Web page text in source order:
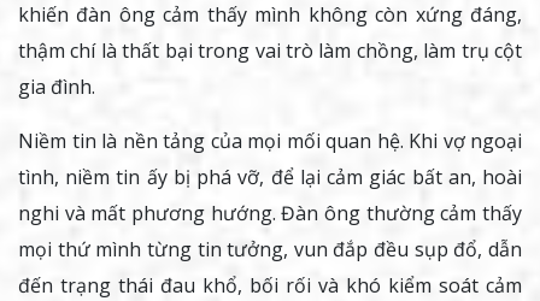
khiến đàn ông cảm thấy mình không còn xứng đáng,
thậm chí là thất bại trong vai trò làm chồng, làm trụ cột
gia đình.
Niềm tin là nền tảng của mọi mối quan hệ. Khi vợ ngoại
tình, niềm tin ấy bị phá vỡ, để lại cảm giác bất an, hoài
nghi và mất phương hướng. Đàn ông thường cảm thấy
mọi thứ mình từng tin tưởng, vun đắp đều sụp đổ, dẫn
đến trạng thái đau khổ, bối rối và khó kiểm soát cảm